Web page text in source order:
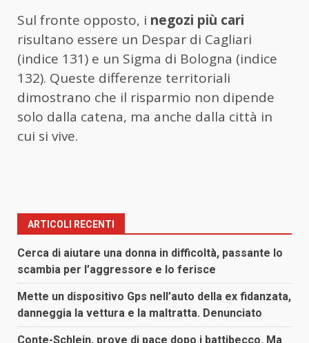
Sul fronte opposto, i negozi più cari
risultano essere un Despar di Cagliari
(indice 131) e un Sigma di Bologna (indice
132). Queste differenze territoriali
dimostrano che il risparmio non dipende
solo dalla catena, ma anche dalla città in
cui si vive.
ARTICOLI RECENTI
Cerca di aiutare una donna in difficoltà, passante lo
scambia per l’aggressore e lo ferisce
Mette un dispositivo Gps nell’auto della ex fidanzata,
danneggia la vettura e la maltratta. Denunciato
Conte-Schlein, prove di pace dopo i battibecco. Ma